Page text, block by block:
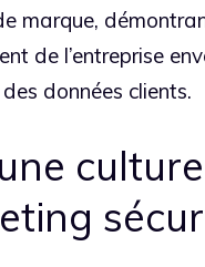
marque,
de l’entreprise
données clients.
culture